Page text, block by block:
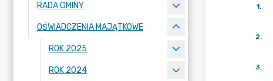
RADA GMINY
OŚWIADCZENIA MAJĄTKOWE
ROK 2025
ROK 2024
1.
2.
3.